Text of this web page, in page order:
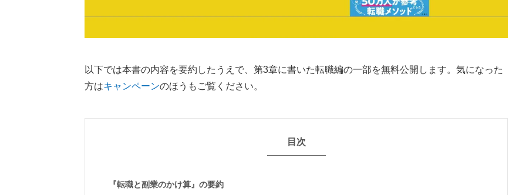
以下では本書の内容を要約したうえで、第3章に書いた転職編の一部を無料公開します。気になった
方はキャンペーンのほうもご覧ください。
目次
『転職と副業のかけ算』の要約